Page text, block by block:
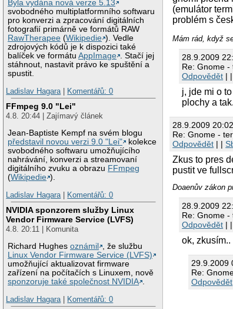
Byla vydána nová verze 5.13
svobodného multiplatformního softwaru
pro konverzi a zpracování digitálních
fotografií primárně ve formátů RAW
RawTherapee (Wikipedie ). Vedle
zdrojových kódů je k dispozici také
balíček ve formátuAppImage . Stačí jej
stáhnout, nastavit právo ke spuštění a
spustit.
Ladislav Hagara
Komentářů: 0
FFmpeg 9.0 "Lei"
4.8. 20:44 | Zajímavý článek
Jean-Baptiste Kempf na svém blogu
představil novou verzi 9.0 "Lei"
kolekce
svobodného softwaru umožňujícího
nahrávání, konverzi a streamovaní
digitálního zvuku a obrazu FFmpeg
(Wikipedie ).
Ladislav Hagara
Komentářů: 0
NVIDIA sponzorem služby Linux
Vendor Firmware Service (LVFS)
4.8. 20:11 | Komunita
Richard Hughesoznámil
, že službu
Linux Vendor Firmware Service (LVFS)
umožňující aktualizovat firmware
zařízení na počítačích s Linuxem, nově
sponzoruje také společnost NVIDIA .
Ladislav Hagara | Komentářů: 0
(emulátor
problém s
Mám rád, když
28.9.2009
Re: Gnome
Odpovědět |
j, jde mi o
plochy a
28.9.2009
Re: Gnome -
Odpovědět | |
Zkus to pres
pustit ve
Doaenův zákon
28.9.2009
Re: Gnome
Odpovědět |
ok, zkusím..
29.9.2009
Re:
Odpovědět